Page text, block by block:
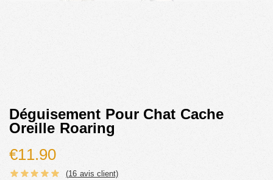
Déguisement Pour Chat Cache
Oreille Roaring
€11.90
(16 avis client)